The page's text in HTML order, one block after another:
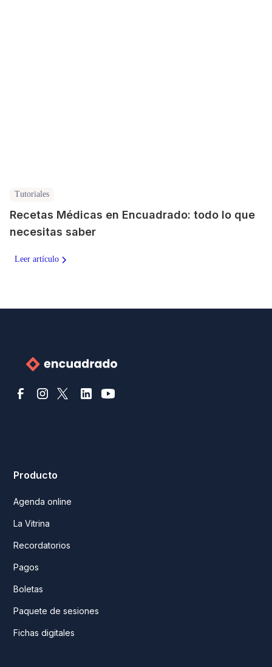
Tutoriales
Recetas Médicas en Encuadrado: todo lo que
necesitas saber
Leer artículo
Producto
Agenda online
La Vitrina
Recordatorios
Pagos
Boletas
Paquete de sesiones
Fichas digitales